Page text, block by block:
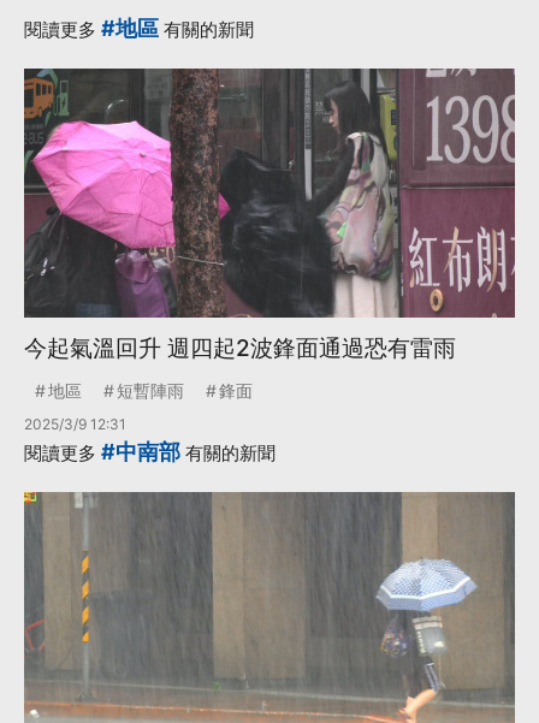
閱讀更多 #地區 有關的新聞
今起氣溫回升 週四起2波鋒面通過恐有雷雨
地區 短暫陣雨 鋒面
2025/3/9 12:31
閱讀更多 #中南部 有關的新聞